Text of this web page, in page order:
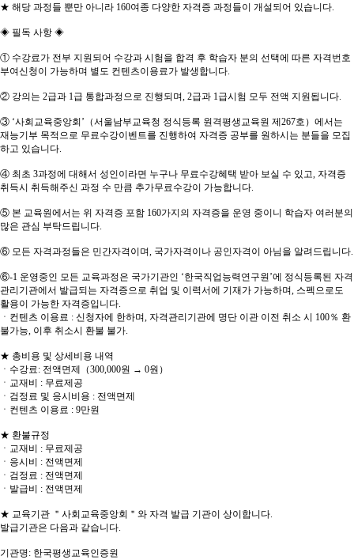
★ 해당 과정들 뿐만 아니라 160여종 다양한 자격증 과정들이 개설되어 있습니다.
◈ 필독 사항 ◈
① 수강료가 전부 지원되어 수강과 시험을 합격 후 학습자 분의 선택에 따른 자격번호
부여신청이 가능하며 별도 컨텐츠이용료가 발생합니다.
② 강의는 2급과 1급 통합과정으로 진행되며, 2급과 1급시험 모두 전액 지원됩니다.
③ ‘사회교육중앙회’（서울남부교육청 정식등록 원격평생교육원 제267호）에서는
재능기부 목적으로 무료수강이벤트를 진행하여 자격증 공부를 원하시는 분들을 모집
하고 있습니다.
④ 최초 3과정에 대해서 성인이라면 누구나 무료수강혜택 받아 보실 수 있고, 자격증
취득시 취득해주신 과정 수 만큼 추가무료수강이 가능합니다.
⑤ 본 교육원에서는 위 자격증 포함 160가지의 자격증을 운영 중이니 학습자 여러분의
많은 관심 부탁드립니다.
⑥ 모든 자격과정들은 민간자격이며, 국가자격이나 공인자격이 아님을 알려드립니다.
⑥-1 운영중인 모든 교육과정은 국가기관인 ‘한국직업능력연구원’에 정식등록된 자격
관리기관에서 발급되는 자격증으로 취업 및 이력서에 기재가 가능하며, 스펙으로도
활용이 가능한 자격증입니다.
ㆍ컨텐츠 이용료 : 신청자에 한하며, 자격관리기관에 명단 이관 이전 취소 시 100％ 환
불가능, 이후 취소시 환불 불가.
★ 총비용 및 상세비용 내역
ㆍ수강료: 전액면제（300,000원 → 0원）
ㆍ교재비 : 무료제공
ㆍ검정료 및 응시비용 : 전액면제
ㆍ컨텐츠 이용료 : 9만원
★ 환불규정
ㆍ교재비 : 무료제공
ㆍ응시비 : 전액면제
ㆍ검정료 : 전액면제
ㆍ발급비 : 전액면제
★ 교육기관 ＂사회교육중앙회＂와 자격 발급 기관이 상이합니다.
발급기관은 다음과 같습니다.
기관명: 한국평생교육인증원